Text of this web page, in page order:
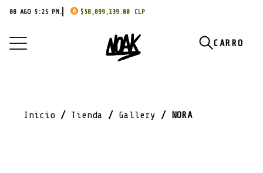
08 AGO 5:25 PM. $58,899,139.00
Inicio / Tienda / Gallery / NORA